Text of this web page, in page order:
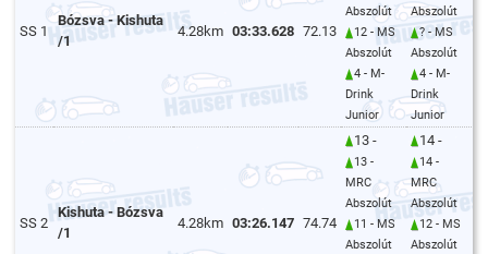
SS 1
Bózsva - Kishuta
/1
4.28km 03:33.628 72.13
Abszolút
12 - MS
Abszolút
4 - M-
Drink
Junior
Abszolút
? - MS
Abszolút
4 - M-
Drink
Junior
SS 2
Kishuta - Bózsva
/1
4.28km 03:26.147 74.74
13 -
13 -
MRC
Abszolút
11 - MS
Abszolút
14 -
14 -
MRC
Abszolút
12 - MS
Abszolút